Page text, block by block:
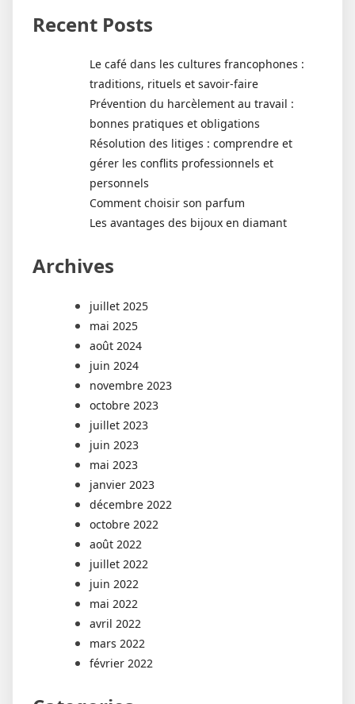
Recent Posts
Le café dans les cultures francophones :
traditions, rituels et savoir-faire
Prévention du harcèlement au travail :
bonnes pratiques et obligations
Résolution des litiges : comprendre et
gérer les conflits professionnels et
personnels
Comment choisir son parfum
Les avantages des bijoux en diamant
Archives
juillet 2025
mai 2025
août 2024
juin 2024
novembre 2023
octobre 2023
juillet 2023
juin 2023
mai 2023
janvier 2023
décembre 2022
octobre 2022
août 2022
juillet 2022
juin 2022
mai 2022
avril 2022
mars 2022
février 2022